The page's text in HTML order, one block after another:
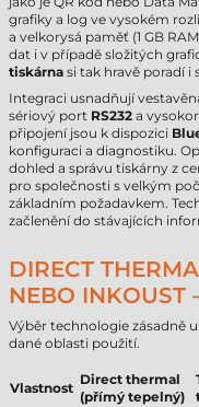
grafiky a log ve vysokém
a velkorysá paměť (1 GB
dat i v případě složitých
tiskárna si tak hravě poradí
Integraci usnadňují
sériový port RS232 a
připojení jsou k dispozici
konfiguraci a diagnostiku.
dohled a správu tiskárny z
pro společnosti s velkým
základním požadavkem.
začlenění do stávajících
DIRECT
NEBO INKOUST
Výběr technologie zásadně
dané oblasti použití.
Vlastnost
Direct thermal
(přímý tepelný)